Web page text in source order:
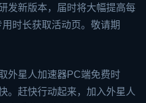
发新版本，届时将大幅提高每
时长获取活动页。敬请期
外星人加速器PC端免费时
。赶快行动起来，加入外星人